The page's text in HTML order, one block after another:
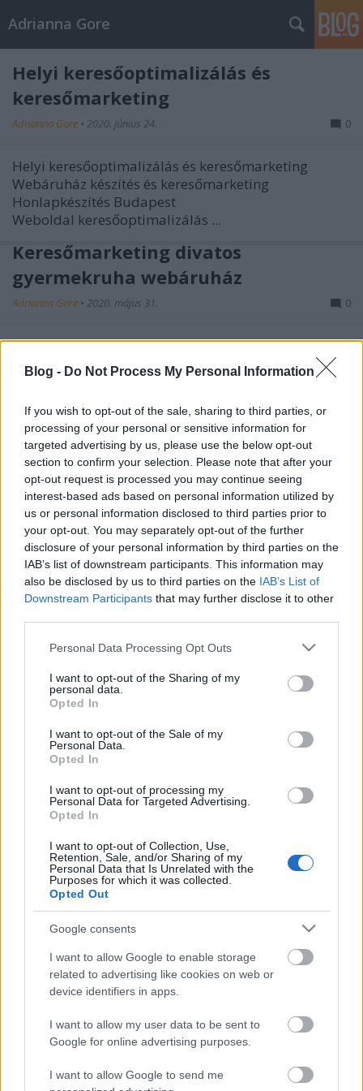
Blog - Do Not Process My Personal Information
If you wish to opt-out of the sale, sharing to third parties, or
processing of your personal or sensitive information for
targeted advertising by us, please use the below opt-out
section to confirm your selection. Please note that after your
opt-out request is processed you may continue seeing
interest-based ads based on personal information utilized by
us or personal information disclosed to third parties prior to
your opt-out. You may separately opt-out of the further
disclosure of your personal information by third parties on the
IAB’s list of downstream participants. This information may
also be disclosed by us to third parties on the IAB’s List of
Downstream Participants that may further disclose it to other
Please note that this website/app uses one or more Google
not limited to your visit or usage behaviour. You may click to
grant or deny consent to Google and its third-party tags to
use your data for below specified purposes in below Google
consent section.
Personal Data Processing Opt Outs
I want to opt-out of the Sharing of my
personal data.
Opted In
I want to opt-out of the Sale of my
Personal Data.
Opted In
I want to opt-out of processing my
Personal Data for Targeted Advertising.
Opted In
I want to opt-out of Collection, Use,
Retention, Sale, and/or Sharing of my
Personal Data that Is Unrelated with the
Purposes for which it was collected.
Opted Out
Google consents
I want to allow Google to enable storage
related to advertising like cookies on web or
device identifiers in apps.
I want to allow my user data to be sent to
Google for online advertising purposes.
I want to allow Google to send me
Adrianna Gore
Helyi keresőoptimalizálás és
keresőmarketing
Adrianna Gore • 2020. június 24. 0
Helyi keresőoptimalizálás és keresőmarketing
Webáruház készítés és keresőmarketing
Honlapkészítés Budapest
Weboldal keresőoptimalizálás ...
Keresőmarketing divatos
gyermekruha webáruház
Adrianna Gore • 2020. május 31. 0
Keresőmarketing divatos gyermekruhawebáruház
készítésBudapest
Korlátlan webtárhely méret.
Online Marketing Ügynökség‎
Budapest
Adrianna Gore•2020. május 23.
Korlátlan webtárhely méret.
( Csak a weboldal weblaphoz tartozó fájlok részére )
5-35 db aloldal kialakítása
Mobil / tablet verzió
Keresőbarát ...
Honlapkészítés operatív lízing -
Keresőmarketing
Adrianna Gore• 2019. augusztus 31.
Honlapkészítés operatív lízing
Kérdése lenne? Hívjon minket : Slezsák Ádám
+36704327071
Keresőoptimalizálás
Webáruház ...
Egyedi weboldal fejlesztés
Egyedi weboldal fejlesztés
Kérdése lenne? Hívjon minket : Slezsák Ádám
+36704327071
Weboldal készítés